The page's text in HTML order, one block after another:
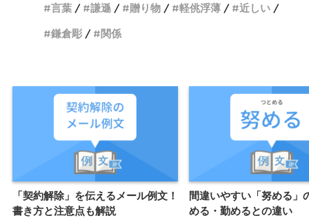
言葉
謙遜 贈り物 軽佻浮薄
近しい
鎌倉彫
関係
「契約解除」を伝えるメール例文！
書き方と注意点も解説
間違いやすい「努める」
める・勤めるとの違い